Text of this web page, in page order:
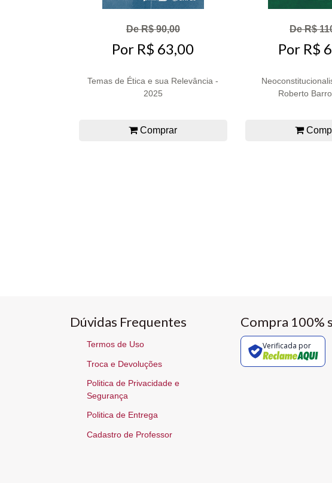
De R$ 90,00
Por R$ 63,00
Temas de Ética e sua Relevância -
2025
Comprar
De R$
Por R$
Roberto
Dúvidas Frequentes
Termos de Uso
Troca e Devoluções
Politica de Privacidade e
Segurança
Politica de Entrega
Cadastro de Professor
Compra 100%
Verificada por